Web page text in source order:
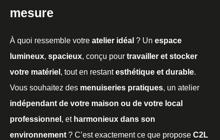
mesure
À quoi ressemble votre atelier idéal ? Un espace
lumineux, spacieux, conçu pour travailler et stocker
votre matériel , tout en restantesthétique et durable.
Vous souhaitez des menuiseries pratiques, un atelier
indépendant de votre maison ou de votre local
professionnel , et harmonieux dans son
environnement ? C’est exactement ce que propose C2L